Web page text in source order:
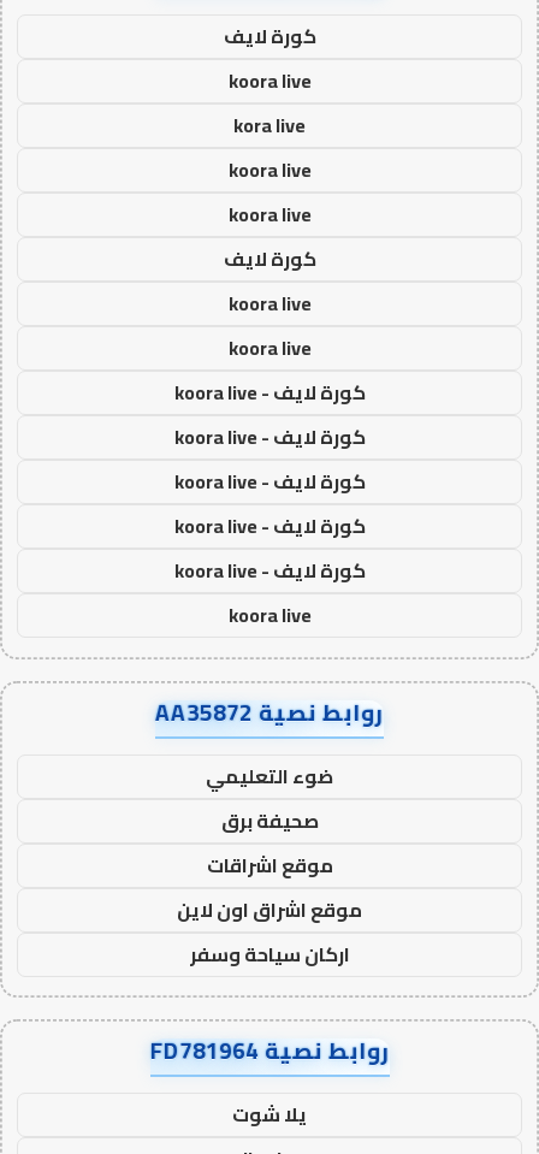
كورة لايف
koora live
kora live
koora live
koora live
كورة لايف
koora live
koora live
كورة لايف - koora live
كورة لايف - koora live
كورة لايف - koora live
كورة لايف - koora live
كورة لايف - koora live
koora live
روابط نصية AA35872
ضوء التعليمي
صحيفة برق
موقع اشراقات
موقع اشراق اون لاين
اركان سياحة وسفر
روابط نصية FD781964
يلا شوت